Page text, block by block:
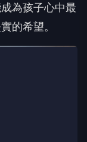
為孩子心中最
的希望。